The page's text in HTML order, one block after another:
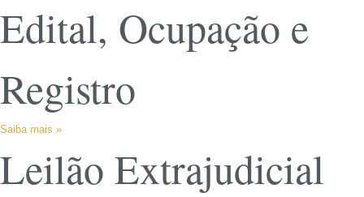
Edital, Ocupação e
Registro
Saiba mais »
Leilão Extrajudicial